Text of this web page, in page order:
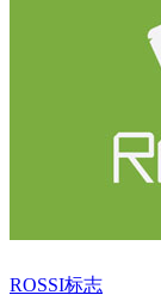
ROSSI标志